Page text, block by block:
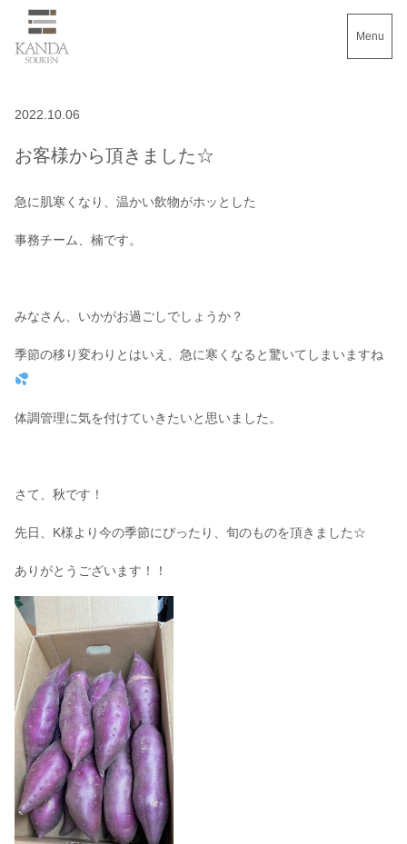
Menu
2022.10.06
お客様から頂きました☆
急に肌寒くなり、温かい飲物がホッとした
事務チーム、楠です。
みなさん、いかがお過ごしでしょうか？
季節の移り変わりとはいえ、急に寒くなると驚いてしまいますね
体調管理に気を付けていきたいと思いました。
さて、秋です！
先日、K様より今の季節にぴったり、旬のものを頂きました☆
ありがとうございます！！